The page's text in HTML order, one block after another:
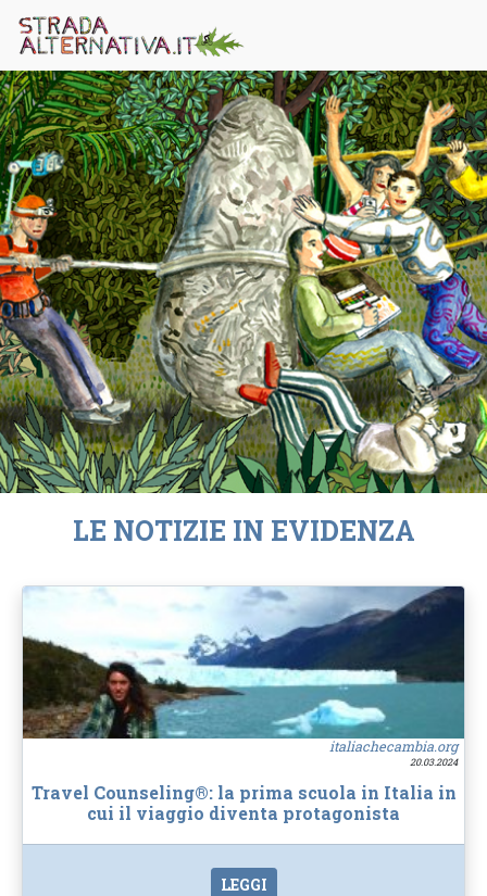
LE NOTIZIE IN EVIDENZA
italiachecambia.org
20.03.2024
Travel Counseling®: la prima scuola in Italia in
cui il viaggio diventa protagonista
LEGGI